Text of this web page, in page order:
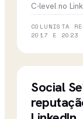
C-level no
COLUNISTA
2017 E 2023
CBN
Social